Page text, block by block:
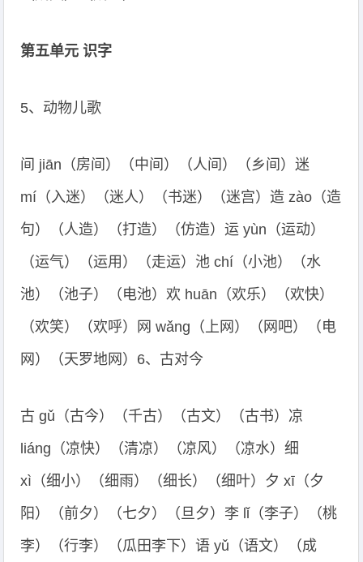
第五单元 识字
5、动物儿歌
间 jiān（房间）（中间）（人间）（乡间）迷
mí（入迷）（迷人）（书迷）（迷宫）造 zào（造
句）（人造）（打造）（仿造）运 yùn（运动）
（运气）（运用）（走运）池 chí（小池）（水
池）（池子）（电池）欢 huān（欢乐）（欢快）
（欢笑）（欢呼）网 wǎng（上网）（网吧）（电
网）（天罗地网）6、古对今
古 gǔ（古今）（千古）（古文）（古书）凉
liáng（凉快）（清凉）（凉风）（凉水）细
xì（细小）（细雨）（细长）（细叶）夕 xī（夕
阳）（前夕）（七夕）（旦夕）李 lǐ（李子）（桃
李）（行李）（瓜田李下）语 yǔ（语文）（成